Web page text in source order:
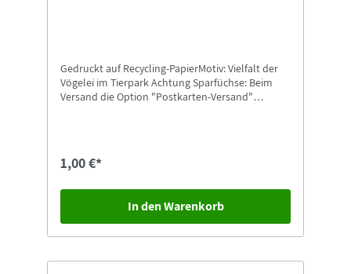
Gedruckt auf Recycling-PapierMotiv: Vielfalt der
Vögelei im Tierpark Achtung Sparfüchse: Beim
Versand die Option "Postkarten-Versand"
1,00 €*
In den Warenkorb